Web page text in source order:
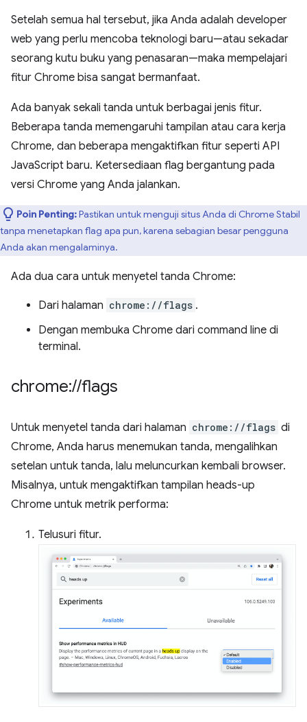
Setelah semua hal tersebut, jika Anda adalah developer
web yang perlu mencoba teknologi baru—atau sekadar
seorang kutu buku yang penasaran—maka mempelajari
fitur Chrome bisa sangat bermanfaat.
Ada banyak sekali tanda untuk berbagai jenis fitur.
Beberapa tanda memengaruhi tampilan atau cara kerja
Chrome, dan beberapa mengaktifkan fitur seperti API
JavaScript baru. Ketersediaan flag bergantung pada
versi Chrome yang Anda jalankan.
Poin Penting:Pastikan untuk menguji situs Anda di Chrome Stabil
tanpa menetapkan flag apa pun, karena sebagian besar pengguna
Anda akan mengalaminya.
Ada dua cara untuk menyetel tanda Chrome:
Dari halaman chrome://flags .
Dengan membuka Chrome dari command line di
terminal.
chrome://flags
Untuk menyetel tanda dari halaman chrome://flags di
Chrome, Anda harus menemukan tanda, mengalihkan
setelan untuk tanda, lalu meluncurkan kembali browser.
Misalnya, untuk mengaktifkan tampilan heads-up
Chrome untuk metrik performa:
Telusuri fitur.